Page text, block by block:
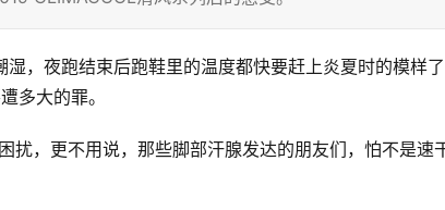
，夜跑结束后跑鞋里的温度都快要赶上炎夏时的模样
多大的罪。
扰，更不用说，那些脚部汗腺发达的朋友们，怕不是速